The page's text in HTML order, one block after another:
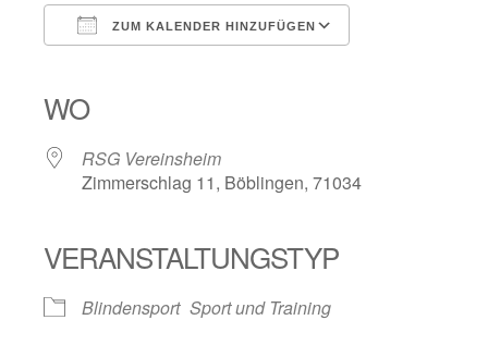
ZUM KALENDER HINZUFÜGEN
WO
RSG Vereinsheim
Zimmerschlag 11, Böblingen, 71034
VERANSTALTUNGSTYP
Blindensport Sport und Training